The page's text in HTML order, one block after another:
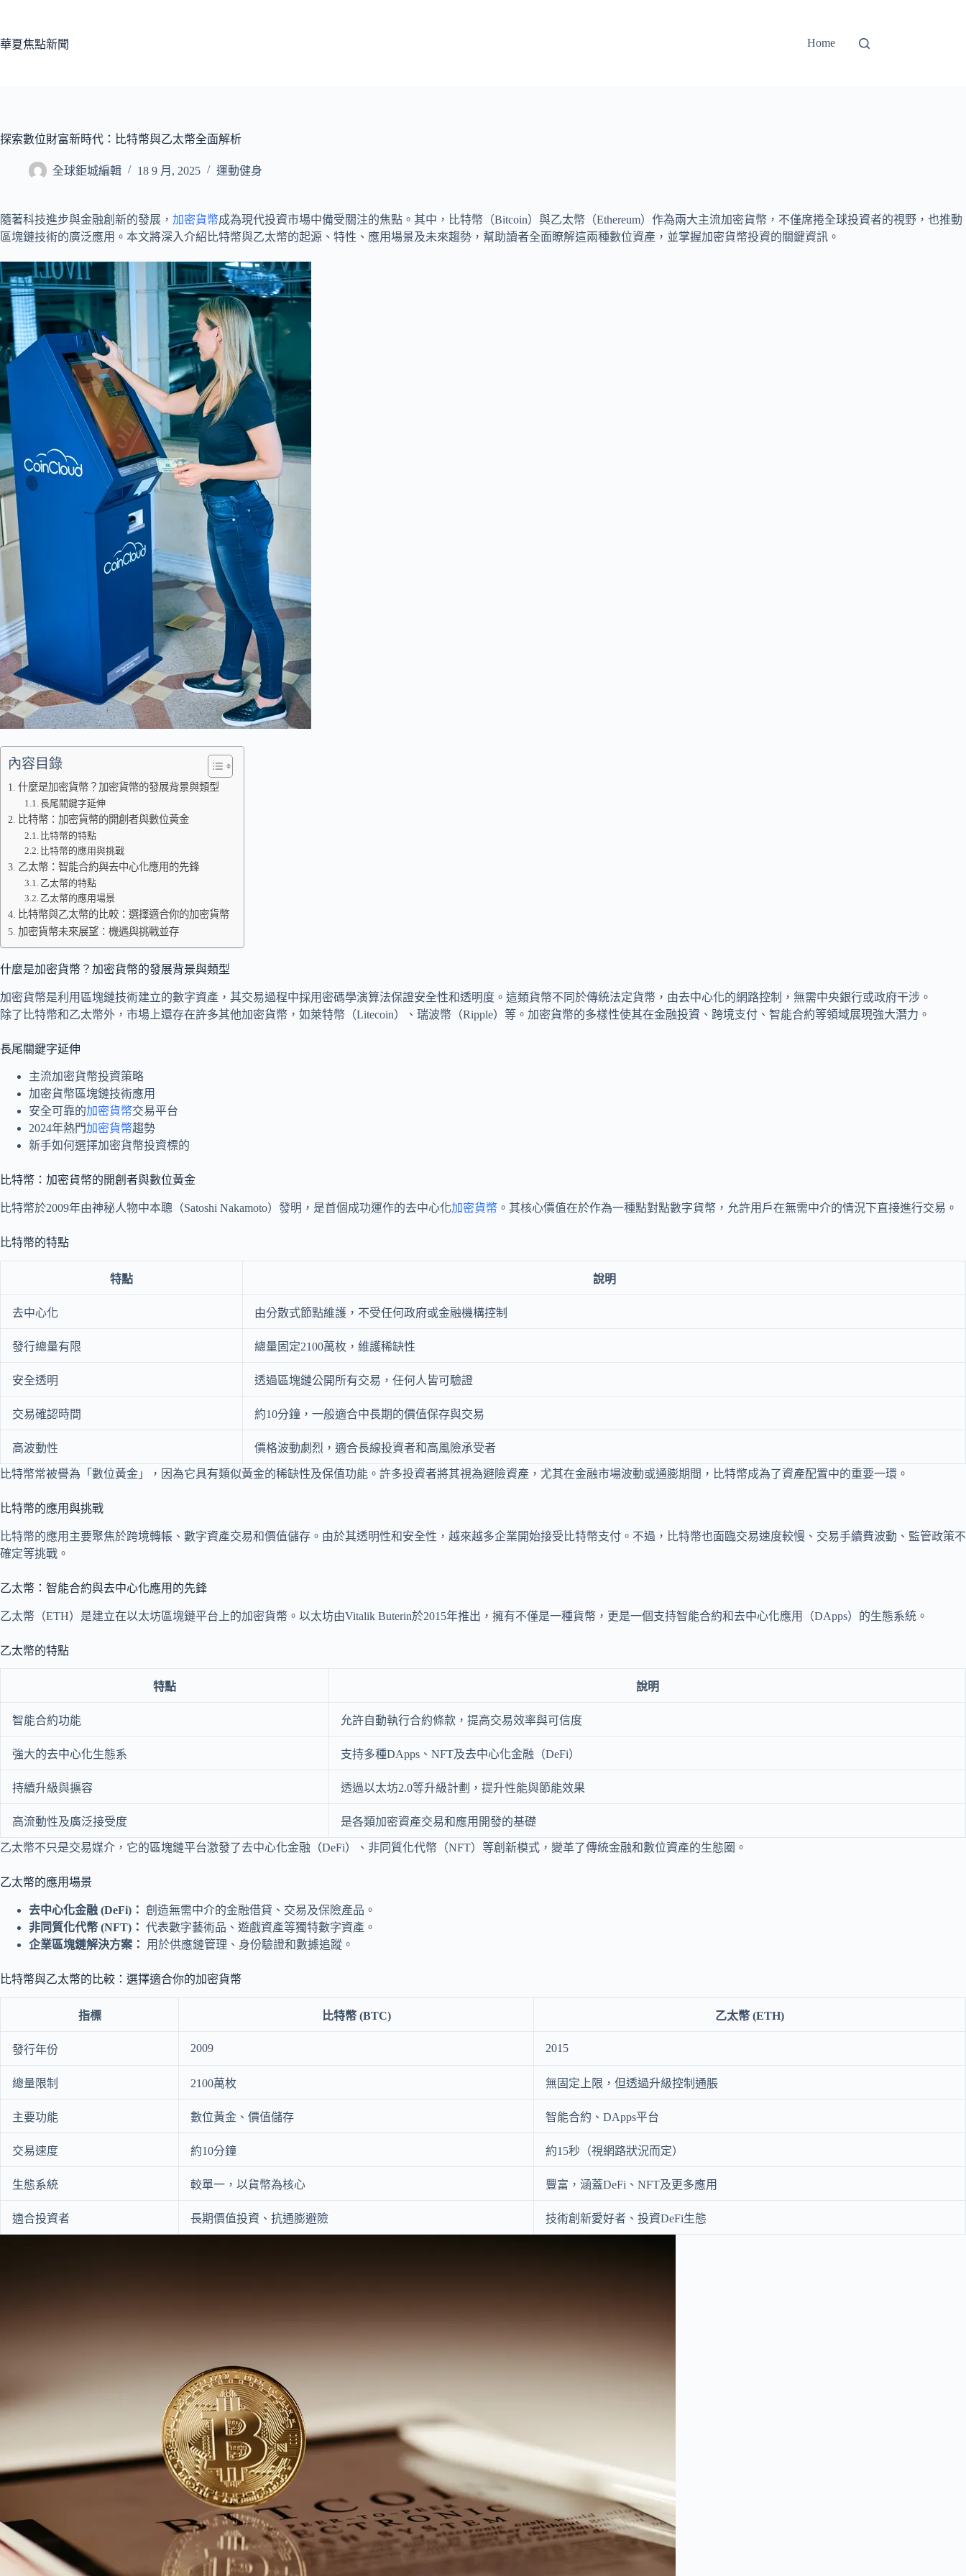
主
華夏焦點新聞 Home
探索數位財富新時代：比特幣與乙太幣全面解析
全球鉅城編輯 18 9 月, 2025 運動健身
隨著科技進步與金融創新的發展， 加密貨幣成為現代投資市場中備受關注的焦點。其中，比特幣（Bitcoin）與乙太幣（Ethereum）作為兩大主流加密貨幣，不僅席捲全球投資者的視野，也推動
區塊鏈技術的廣泛應用。本文將深入介紹比特幣與乙太幣的起源、特性、應用場景及未來趨勢，幫助讀者全面瞭解這兩種數位資產，並掌握加密貨幣投資的關鍵資訊。
內容目錄
什麼是加密貨幣？加密貨幣的發展背景與類型
長尾關鍵字延伸
比特幣：加密貨幣的開創者與數位黃金
比特幣的特點
比特幣的應用與挑戰
乙太幣：智能合約與去中心化應用的先鋒
乙太幣的特點
乙太幣的應用場景
比特幣與乙太幣的比較：選擇適合你的加密貨幣
加密貨幣未來展望：機遇與挑戰並存
什麼是加密貨幣？加密貨幣的發展背景與類型
加密貨幣是利用區塊鏈技術建立的數字資產，其交易過程中採用密碼學演算法保證安全性和透明度。這類貨幣不同於傳統法定貨幣，由去中心化的網路控制，無需中央銀行或政府干涉。
除了比特幣和乙太幣外，市場上還存在許多其他加密貨幣，如萊特幣（Litecoin）、瑞波幣（Ripple）等。加密貨幣的多樣性使其在金融投資、跨境支付、智能合約等領域展現強大潛力。
長尾關鍵字延伸
主流加密貨幣投資策略
加密貨幣區塊鏈技術應用
安全可靠的加密貨幣交易平台
2024年熱門加密貨幣趨勢
新手如何選擇加密貨幣投資標的
比特幣：加密貨幣的開創者與數位黃金
比特幣於2009年由神秘人物中本聰（Satoshi Nakamoto）發明，是首個成功運作的去中心化加密貨幣 。其核心價值在於作為一種點對點數字貨幣，允許用戶在無需中介的情況下直接進行交易。
比特幣的特點
特點 說明
去中心化 由分散式節點維護，不受任何政府或金融機構控制
發行總量有限 總量固定2100萬枚，維護稀缺性
安全透明 透過區塊鏈公開所有交易，任何人皆可驗證
交易確認時間 約10分鐘，一般適合中長期的價值保存與交易
高波動性 價格波動劇烈，適合長線投資者和高風險承受者
比特幣常被譽為「數位黃金」，因為它具有類似黃金的稀缺性及保值功能。許多投資者將其視為避險資產，尤其在金融市場波動或通膨期間，比特幣成為了資產配置中的重要一環。
比特幣的應用與挑戰
比特幣的應用主要聚焦於跨境轉帳、數字資產交易和價值儲存。由於其透明性和安全性，越來越多企業開始接受比特幣支付。不過，比特幣也面臨交易速度較慢、交易手續費波動、監管政策不
確定等挑戰。
乙太幣：智能合約與去中心化應用的先鋒
乙太幣（ETH）是建立在以太坊區塊鏈平台上的加密貨幣。以太坊由Vitalik Buterin於2015年推出，擁有不僅是一種貨幣，更是一個支持智能合約和去中心化應用（DApps）的生態系統。
乙太幣的特點
特點 說明
智能合約功能 允許自動執行合約條款，提高交易效率與可信度
強大的去中心化生態系 支持多種DApps、NFT及去中心化金融（DeFi）
持續升級與擴容 透過以太坊2.0等升級計劃，提升性能與節能效果
高流動性及廣泛接受度 是各類加密資產交易和應用開發的基礎
乙太幣不只是交易媒介，它的區塊鏈平台激發了去中心化金融（DeFi）、非同質化代幣（NFT）等創新模式，變革了傳統金融和數位資產的生態圈。
乙太幣的應用場景
去中心化金融 (DeFi)： 創造無需中介的金融借貸、交易及保險產品。
非同質化代幣 (NFT)： 代表數字藝術品、遊戲資產等獨特數字資產。
企業區塊鏈解決方案：
用於供應鏈管理、身份驗證和數據追蹤。
比特幣與乙太幣的比較：選擇適合你的加密貨幣
指標 比特幣 (BTC) 乙太幣 (ETH)
發行年份 2009 2015
總量限制 2100萬枚 無固定上限，但透過升級控制通脹
主要功能 數位黃金、價值儲存 智能合約、DApps平台
交易速度 約10分鐘 約15秒（視網路狀況而定）
生態系統 較單一，以貨幣為核心 豐富，涵蓋DeFi、NFT及更多應用
適合投資者 長期價值投資、抗通膨避險 技術創新愛好者、投資DeFi生態